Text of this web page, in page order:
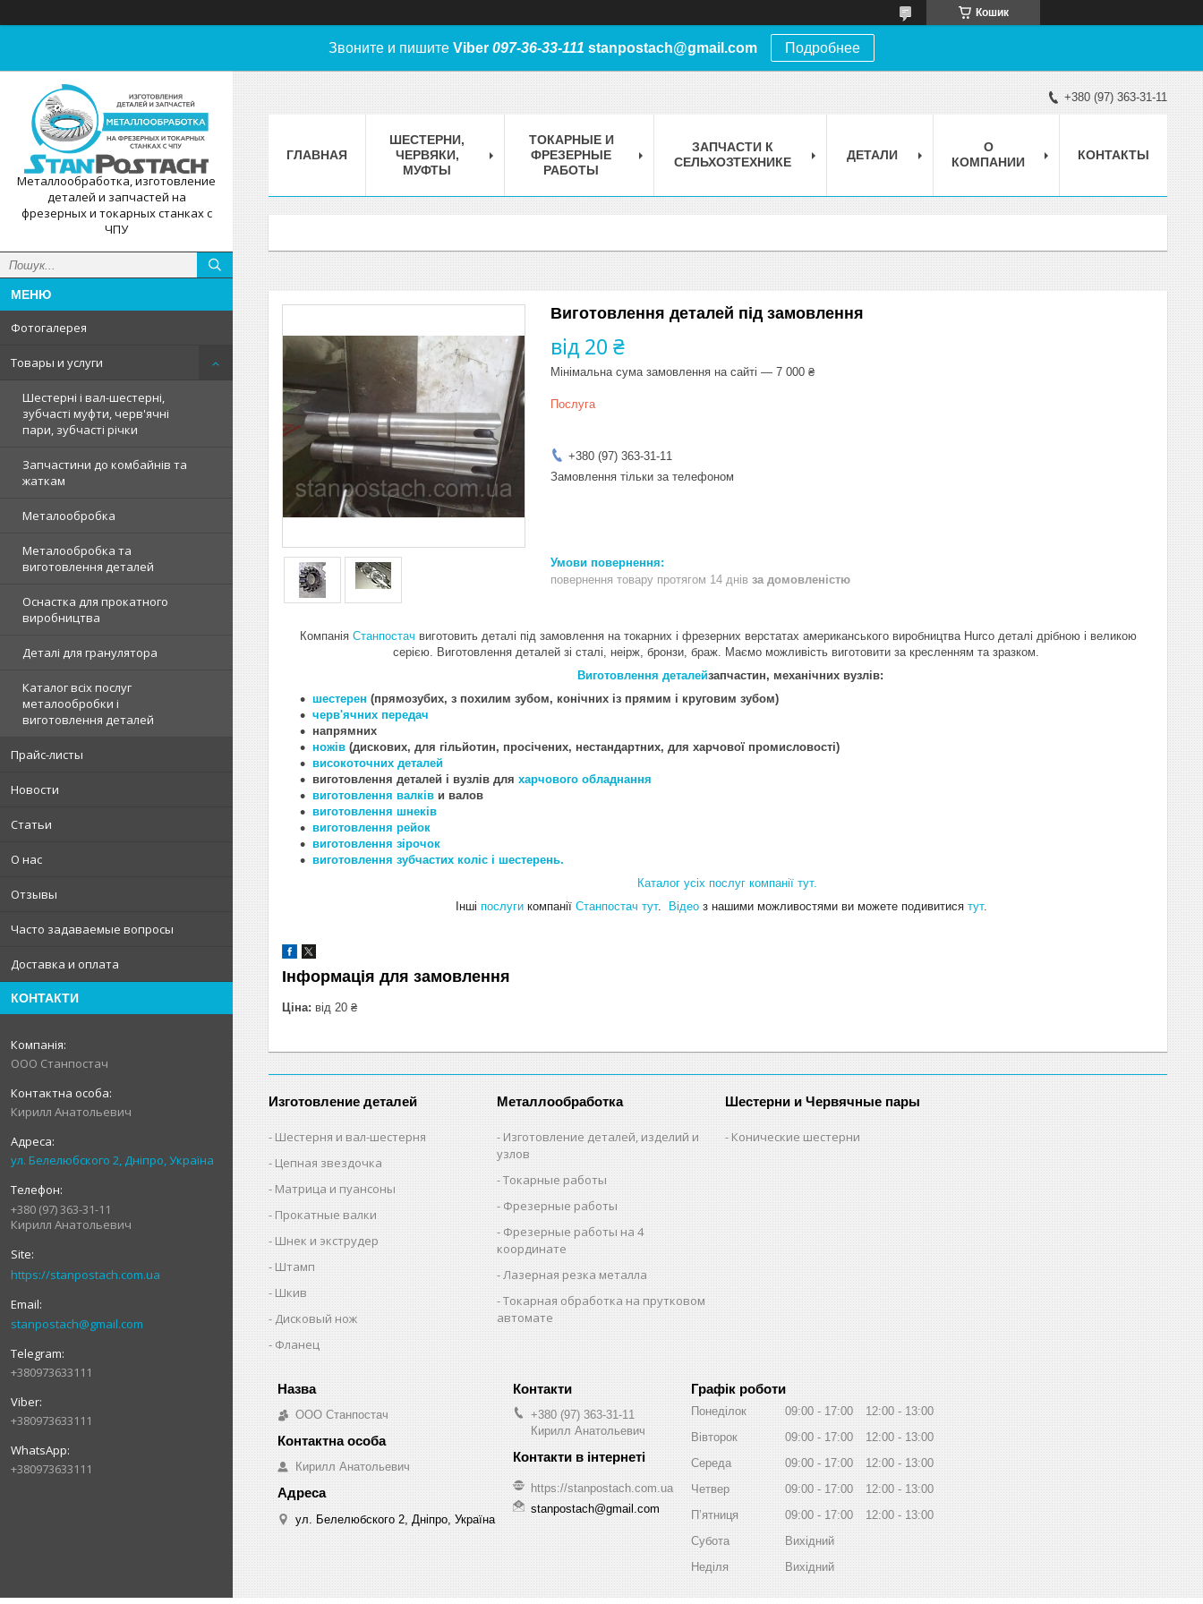
Кошик
Звоните и пишите Viber 097-36-33-111 stanpostach@gmail.com Подробнее
Металлообработка, изготовление
деталей и запчастей на
фрезерных и токарных станках с
ЧПУ
Фотогалерея
Товары и услуги
Шестерні і вал-шестерні,
зубчасті муфти, черв'ячні
пари, зубчасті річки
Запчастини до комбайнів та
жаткам
Металообробка
Металообробка та
виготовлення деталей
Оснастка для прокатного
виробництва
Деталі для гранулятора
Каталог всіх послуг
металообробки і
виготовлення деталей
Прайс-листы
Новости
Статьи
О нас
Отзывы
Часто задаваемые вопросы
Доставка и оплата
КОНТАКТИ
ООО Станпостач
Кирилл Анатольевич
ул. Белелюбского 2, Дніпро, Україна
+380 (97) 363-31-11
Кирилл Анатольевич
https://stanpostach.com.ua
stanpostach@gmail.com
+380973633111
+380973633111
+380973633111
+380 (97) 363-31-11
ГЛАВНАЯ
ШЕСТЕРНИ,
ЧЕРВЯКИ,
МУФТЫ
ТОКАРНЫЕ И
ФРЕЗЕРНЫЕ
РАБОТЫ
ЗАПЧАСТИ К
СЕЛЬХОЗТЕХНИКЕ
ДЕТАЛИ
О
КОМПАНИИ
КОНТАКТЫ
Виготовлення деталей під замовлення
від 20 ₴
Мінімальна сума замовлення на сайті — 7 000 ₴
Послуга
+380 (97) 363-31-11
Замовлення тільки за телефоном
повернення товару протягом 14 днів за домовленістю
Компанія Станпостач виготовить деталі під замовлення на токарних і фрезерних верстатах американського виробництва Hurco деталі дрібною і великою
серією. Виготовлення деталей зі сталі, неірж, бронзи, браж. Маємо можливість виготовити за кресленням та зразком.
Виготовлення деталейзапчастин, механічних вузлів:
шестерен (прямозубих, з похилим зубом, конічних із прямим і круговим зубом)
черв'ячних передач
напрямних
ножів (дискових, для гільйотин, просічених, нестандартних, для харчової промисловості)
високоточних деталей
виготовлення деталей і вузлів для харчового обладнання
виготовлення валків и валов
виготовлення шнеків
виготовлення рейок
виготовлення зірочок
виготовлення зубчастих коліс і шестерень.
Каталог усіх послуг компанії тут.
Інші послуги компанії Станпостач тут. Відео з нашими можливостями ви можете подивитися тут.
Інформація для замовлення
Ціна: від 20 ₴
Изготовление деталей
Шестерня и вал-шестерня
Цепная звездочка
Матрица и пуансоны
Прокатные валки
Шнек и экструдер
Штамп
Шкив
Дисковый нож
Фланец
Металлообработка
Изготовление деталей, изделий и
узлов
Токарные работы
Фрезерные работы
Фрезерные работы на 4
координате
Лазерная резка металла
Токарная обработка на прутковом
автомате
Шестерни и Червячные пары
Конические шестерни
ООО Станпостач
Кирилл Анатольевич
ул. Белелюбского 2, Дніпро, Україна
+380 (97) 363-31-11
Кирилл Анатольевич
https://stanpostach.com.ua
stanpostach@gmail.com
Графік роботи
Понеділок 09:00 17:00 12:00
13:00
Вівторок
09:00 17:00 12:00
13:00
Середа
09:00 17:00 12:00
13:00
Четвер
09:00 17:00 12:00
13:00
Пʼятниця
09:00 17:00 12:00
13:00
Субота
Вихідний
Неділя
Вихідний